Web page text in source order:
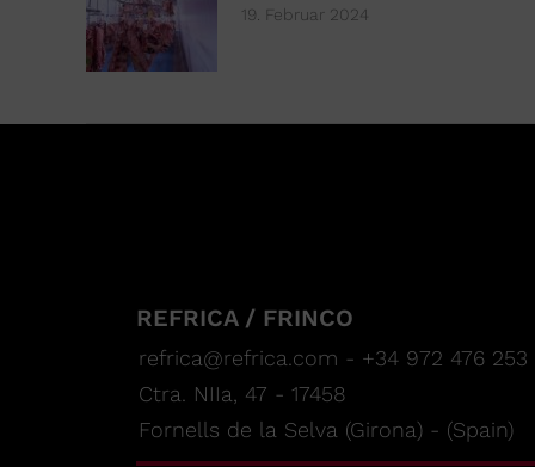
19. Februar 2024
REFRICA / FRINCO
refrica@refrica.com - +34 972 476 253
Ctra. NIIa, 47 - 17458
Fornells de la Selva (Girona) - (Spain)